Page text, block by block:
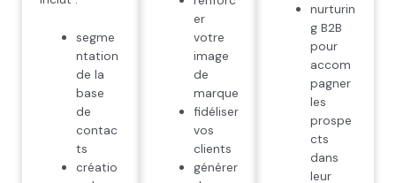
segme
ntation
de la
base
de
contac
ts
créatio
er
votre
image
de
marque
fidéliser
vos
clients
générer
nurturin
g B2B
pour
accom
pagner
les
prospe
cts
dans
leur